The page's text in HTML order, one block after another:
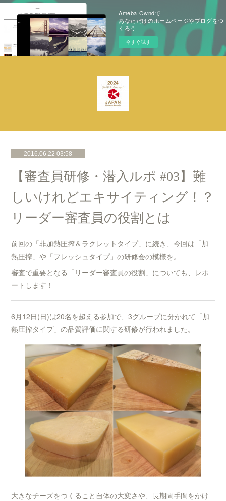
Ameba Owndで
あなただけのホームページやブログをつ
くろう
今すぐ試す
2016.06.22 03:58
【審査員研修・潜入ルポ #03】難
しいけれどエキサイティング！？
リーダー審査員の役割とは
前回の「非加熱圧搾＆ラクレットタイプ」に続き、今回は「加
熱圧搾」や「フレッシュタイプ」の研修会の模様を。
審査で重要となる「リーダー審査員の役割」についても、レポ
ートします！
6月12日(日)は20名を超える参加で、3グループに分かれて「加
熱圧搾タイプ」の品質評価に関する研修が行われました。
大きなチーズをつくること自体の大変さや、長期間手間をかけ